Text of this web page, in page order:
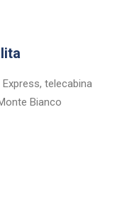
telecabina
Bianco